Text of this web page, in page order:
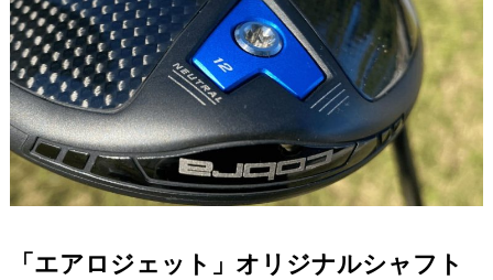
「エアロジェット」オリジナルシャフト